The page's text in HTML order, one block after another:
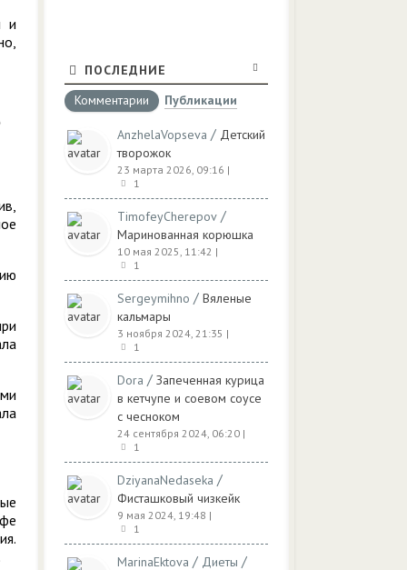
и
ПОСЛЕДНИЕ
Комментарии
Публикации
AnzhelaVopseva / Детский
творожок
23 марта 2026, 09:16 |
1
TimofeyCherepov /
Маринованная корюшка
10 мая 2025, 11:42 |
1
Sergeymihno / Вяленые
кальмары
3 ноября 2024, 21:35 |
1
Dora / Запеченная курица
в кетчупе и соевом соусе
с чесноком
24 сентября 2024, 06:20 |
1
DziyanaNedaseka /
Фисташковый чизкейк
9 мая 2024, 19:48 |
1
MarinaEktova / Диеты /